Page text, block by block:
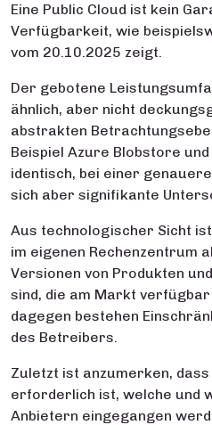
Eine Public Cloud ist kein
Verfügbarkeit, wie
vom 20.10.2025 zeigt.
Der gebotene
ähnlich, aber nicht
abstrakten
Beispiel Azure Blobstore
identisch, bei einer
sich aber signifikante
Aus technologischer Sicht
im eigenen Rechenzentrum
Versionen von Produkten
sind, die am Markt verfügbar
dagegen bestehen
des Betreibers.
Zuletzt ist anzumerken,
erforderlich ist, welche und
Anbietern eingegangen